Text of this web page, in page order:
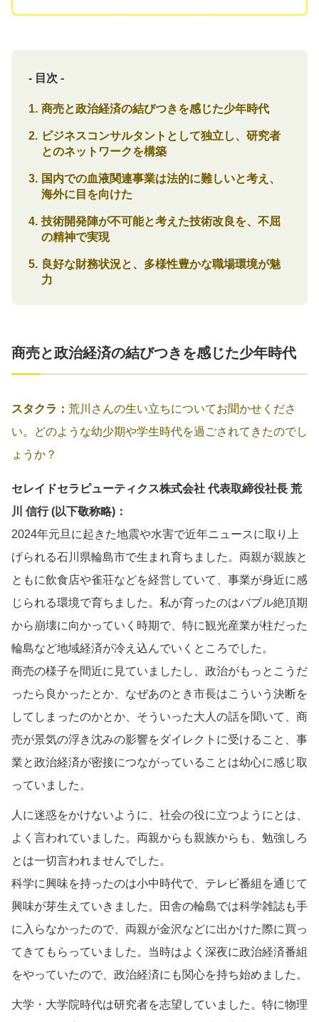
- 目次 -
商売と政治経済の結びつきを感じた少年時代
ビジネスコンサルタントとして独立し、研究者
とのネットワークを構築
国内での血液関連事業は法的に難しいと考え、
海外に目を向けた
技術開発陣が不可能と考えた技術改良を、不屈
の精神で実現
良好な財務状況と、多様性豊かな職場環境が魅
力
商売と政治経済の結びつきを感じた少年時代
スタクラ： 荒川さんの生い立ちについてお聞かせくださ
い。どのような幼少期や学生時代を過ごされてきたのでし
ょうか？
セレイドセラピューティクス株式会社 代表取締役社長 荒
川 信行 (以下敬称略)：
2024年元旦に起きた地震や水害で近年ニュースに取り上
げられる石川県輪島市で生まれ育ちました。両親が親族と
ともに飲食店や雀荘などを経営していて、事業が身近に感
じられる環境で育ちました。私が育ったのはバブル絶頂期
から崩壊に向かっていく時期で、特に観光産業が柱だった
輪島など地域経済が冷え込んでいくところでした。
商売の様子を間近に見ていましたし、政治がもっとこうだ
ったら良かったとか、なぜあのとき市長はこういう決断を
してしまったのかとか、そういった大人の話を聞いて、商
売が景気の浮き沈みの影響をダイレクトに受けること、事
業と政治経済が密接につながっていることは幼心に感じ取
っていました。
人に迷惑をかけないように、社会の役に立つようにとは、
よく言われていました。両親からも親族からも、勉強しろ
とは一切言われませんでした。
科学に興味を持ったのは小中時代で、テレビ番組を通じて
興味が芽生えていきました。田舎の輪島では科学雑誌も手
に入らなかったので、両親が金沢などに出かけた際に買っ
てきてもらっていました。当時はよく深夜に政治経済番組
をやっていたので、政治経済にも関心を持ち始めました。
大学・大学院時代は研究者を志望していました。特に物理